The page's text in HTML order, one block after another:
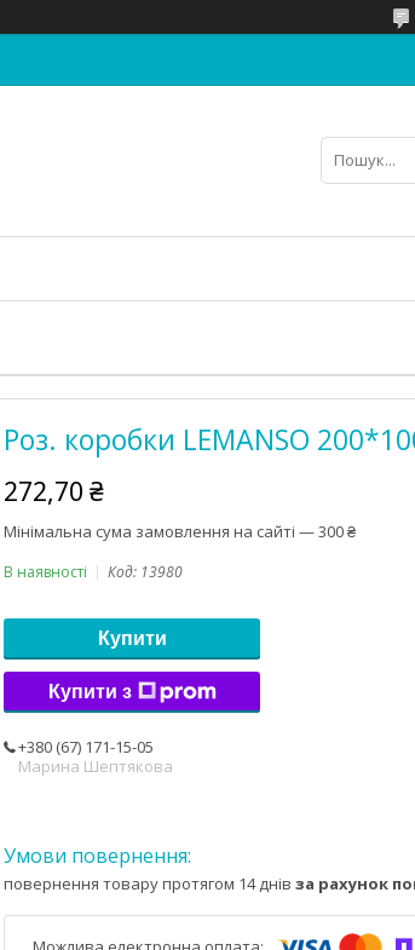
Роз. коробки LEMANSO
272,70 ₴
Мінімальна сума замовлення на сайті — 300 ₴
В наявності Код: 13980
Купити
Купити з
+380 (67) 171-15-05
Марина Шептякова
повернення товару протягом 14 днів за рахунок